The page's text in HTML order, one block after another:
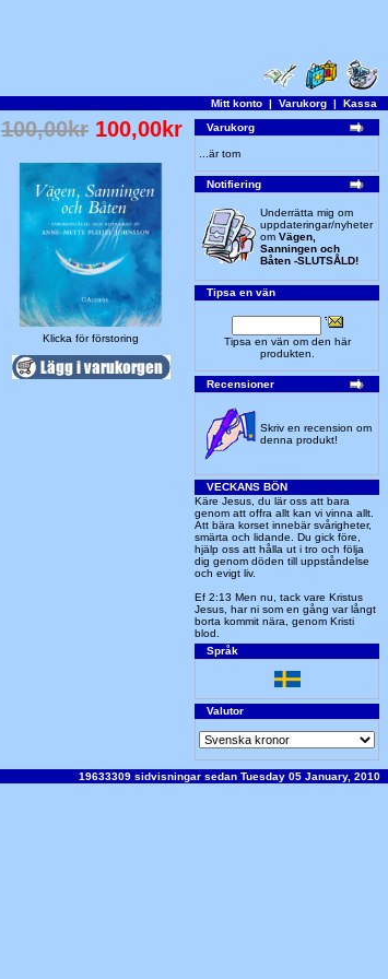
Mitt konto | Varukorg | Kassa
100,00kr 100,00kr
Klicka för förstoring
Varukorg
...är tom
Notifiering
Underrätta mig om
uppdateringar/nyheter
om Vägen,
Sanningen och
Båten -SLUTSÅLD!
Tipsa en vän
Tipsa en vän om den här
produkten.
Recensioner
Skriv en recension om
denna produkt!
VECKANS BÖN
Käre Jesus, du lär oss att bara
genom att offra allt kan vi vinna allt.
Att bära korset innebär svårigheter,
smärta och lidande. Du gick före,
hjälp oss att hålla ut i tro och följa
dig genom döden till uppståndelse
och evigt liv.
Ef 2:13 Men nu, tack vare Kristus
Jesus, har ni som en gång var långt
borta kommit nära, genom Kristi
blod.
Språk
Valutor
19633309 sidvisningar sedan Tuesday 05 January, 2010